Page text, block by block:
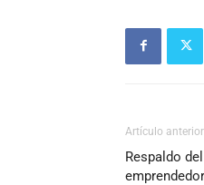
Artículo anterior
Respaldo